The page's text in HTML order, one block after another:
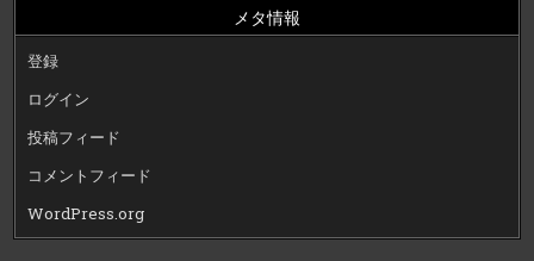
メタ情報
登録
ログイン
投稿フィード
コメントフィード
WordPress.org